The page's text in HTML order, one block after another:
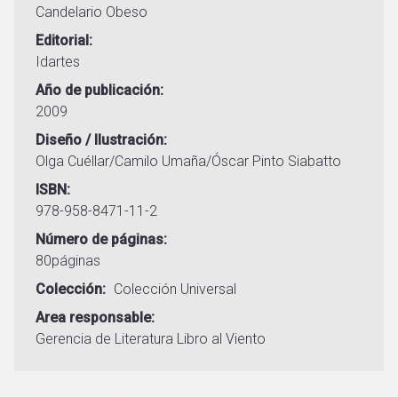
Candelario Obeso
Editorial
Idartes
Año de publicación
2009
Diseño / Ilustración
Olga Cuéllar/Camilo Umaña/Óscar Pinto Siabatto
ISBN
978-958-8471-11-2
Número de páginas
80páginas
Colección
Colección Universal
Area responsable
Gerencia de Literatura Libro al Viento